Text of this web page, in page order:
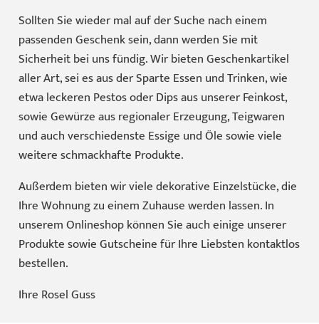
Sollten Sie wieder mal auf der Suche nach einem
passenden Geschenk sein, dann werden Sie mit
Sicherheit bei uns fündig. Wir bietenGeschenkartikel
aller Art, sei es aus der Sparte Essen und Trinken, wie
etwa leckeren Pestos oder Dips aus unsererFeinkost,
sowie Gewürzeaus regionaler Erzeugung, Teigwaren
und auch verschiedenste Essige und Öle sowie viele
weitere schmackhafte Produkte.
Außerdem bieten wir viele dekorative Einzelstücke, die
Ihre Wohnung zu einem Zuhause werden lassen. In
unseremOnlineshopkönnen Sie auch einige unserer
Produkte sowie Gutscheine für Ihre Liebsten kontaktlos
bestellen.
Ihre Rosel Guss